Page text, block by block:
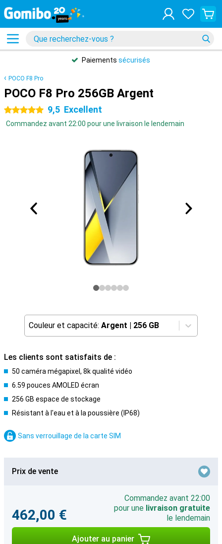
Paiements sécurisés
POCO F8 Pro
POCO F8 Pro 256GB Argent
5 étoiles 9,5 Excellent
Commandez avant 22:00 pour une livraison le lendemain
Couleur et capacité: Argent | 256 GB
Les clients sont satisfaits de :
50 caméra mégapixel, 8k qualité vidéo
6.59 pouces AMOLED écran
256 GB espace de stockage
Résistant à l'eau et à la poussière (IP68)
Sans verrouillage de la carte SIM
Prix de vente
462,00 €
Commandez avant 22:00
pour une livraison gratuite
le lendemain
Ajouter au panier